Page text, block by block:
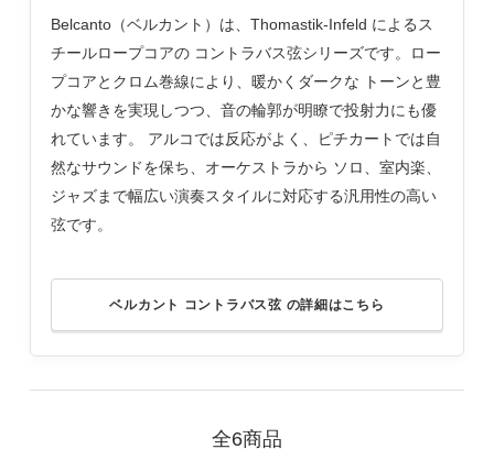
Belcanto（ベルカント）は、Thomastik-Infeld によるス
チールロープコアの コントラバス弦シリーズです。ロー
プコアとクロム巻線により、暖かくダークな トーンと豊
かな響きを実現しつつ、音の輪郭が明瞭で投射力にも優
れています。 アルコでは反応がよく、ピチカートでは自
然なサウンドを保ち、オーケストラから ソロ、室内楽、
ジャズまで幅広い演奏スタイルに対応する汎用性の高い
弦です。
ベルカント コントラバス弦 の詳細はこちら
全6商品